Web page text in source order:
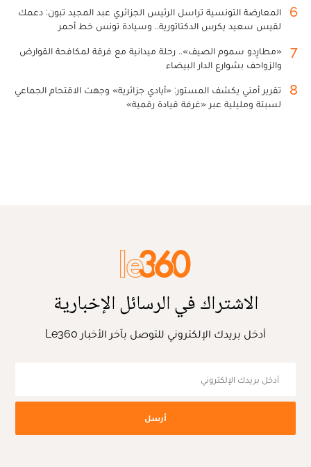
6
المعارضة التونسية تراسل الرئيس الجزائري عبد المجيد تبون: دعمك
لقيس سعيد يكرس الدكتاتورية.. وسيادة تونس خط أحمر
7
«مطارِدو سموم الصيف».. رحلة ميدانية مع فرقة لمكافحة القوارض
والزواحف بشوارع الدار البيضاء
8
تقرير أمني يكشف المستور: «أيادي جزائرية» وجهت الاقتحام الجماعي
لسبتة ومليلية عبر «غرفة قيادة رقمية»
الاشتراك في الرسائل الإخبارية
أدخل بريدك الإلكتروني للتوصل بآخر الأخبار Le360
أرسل